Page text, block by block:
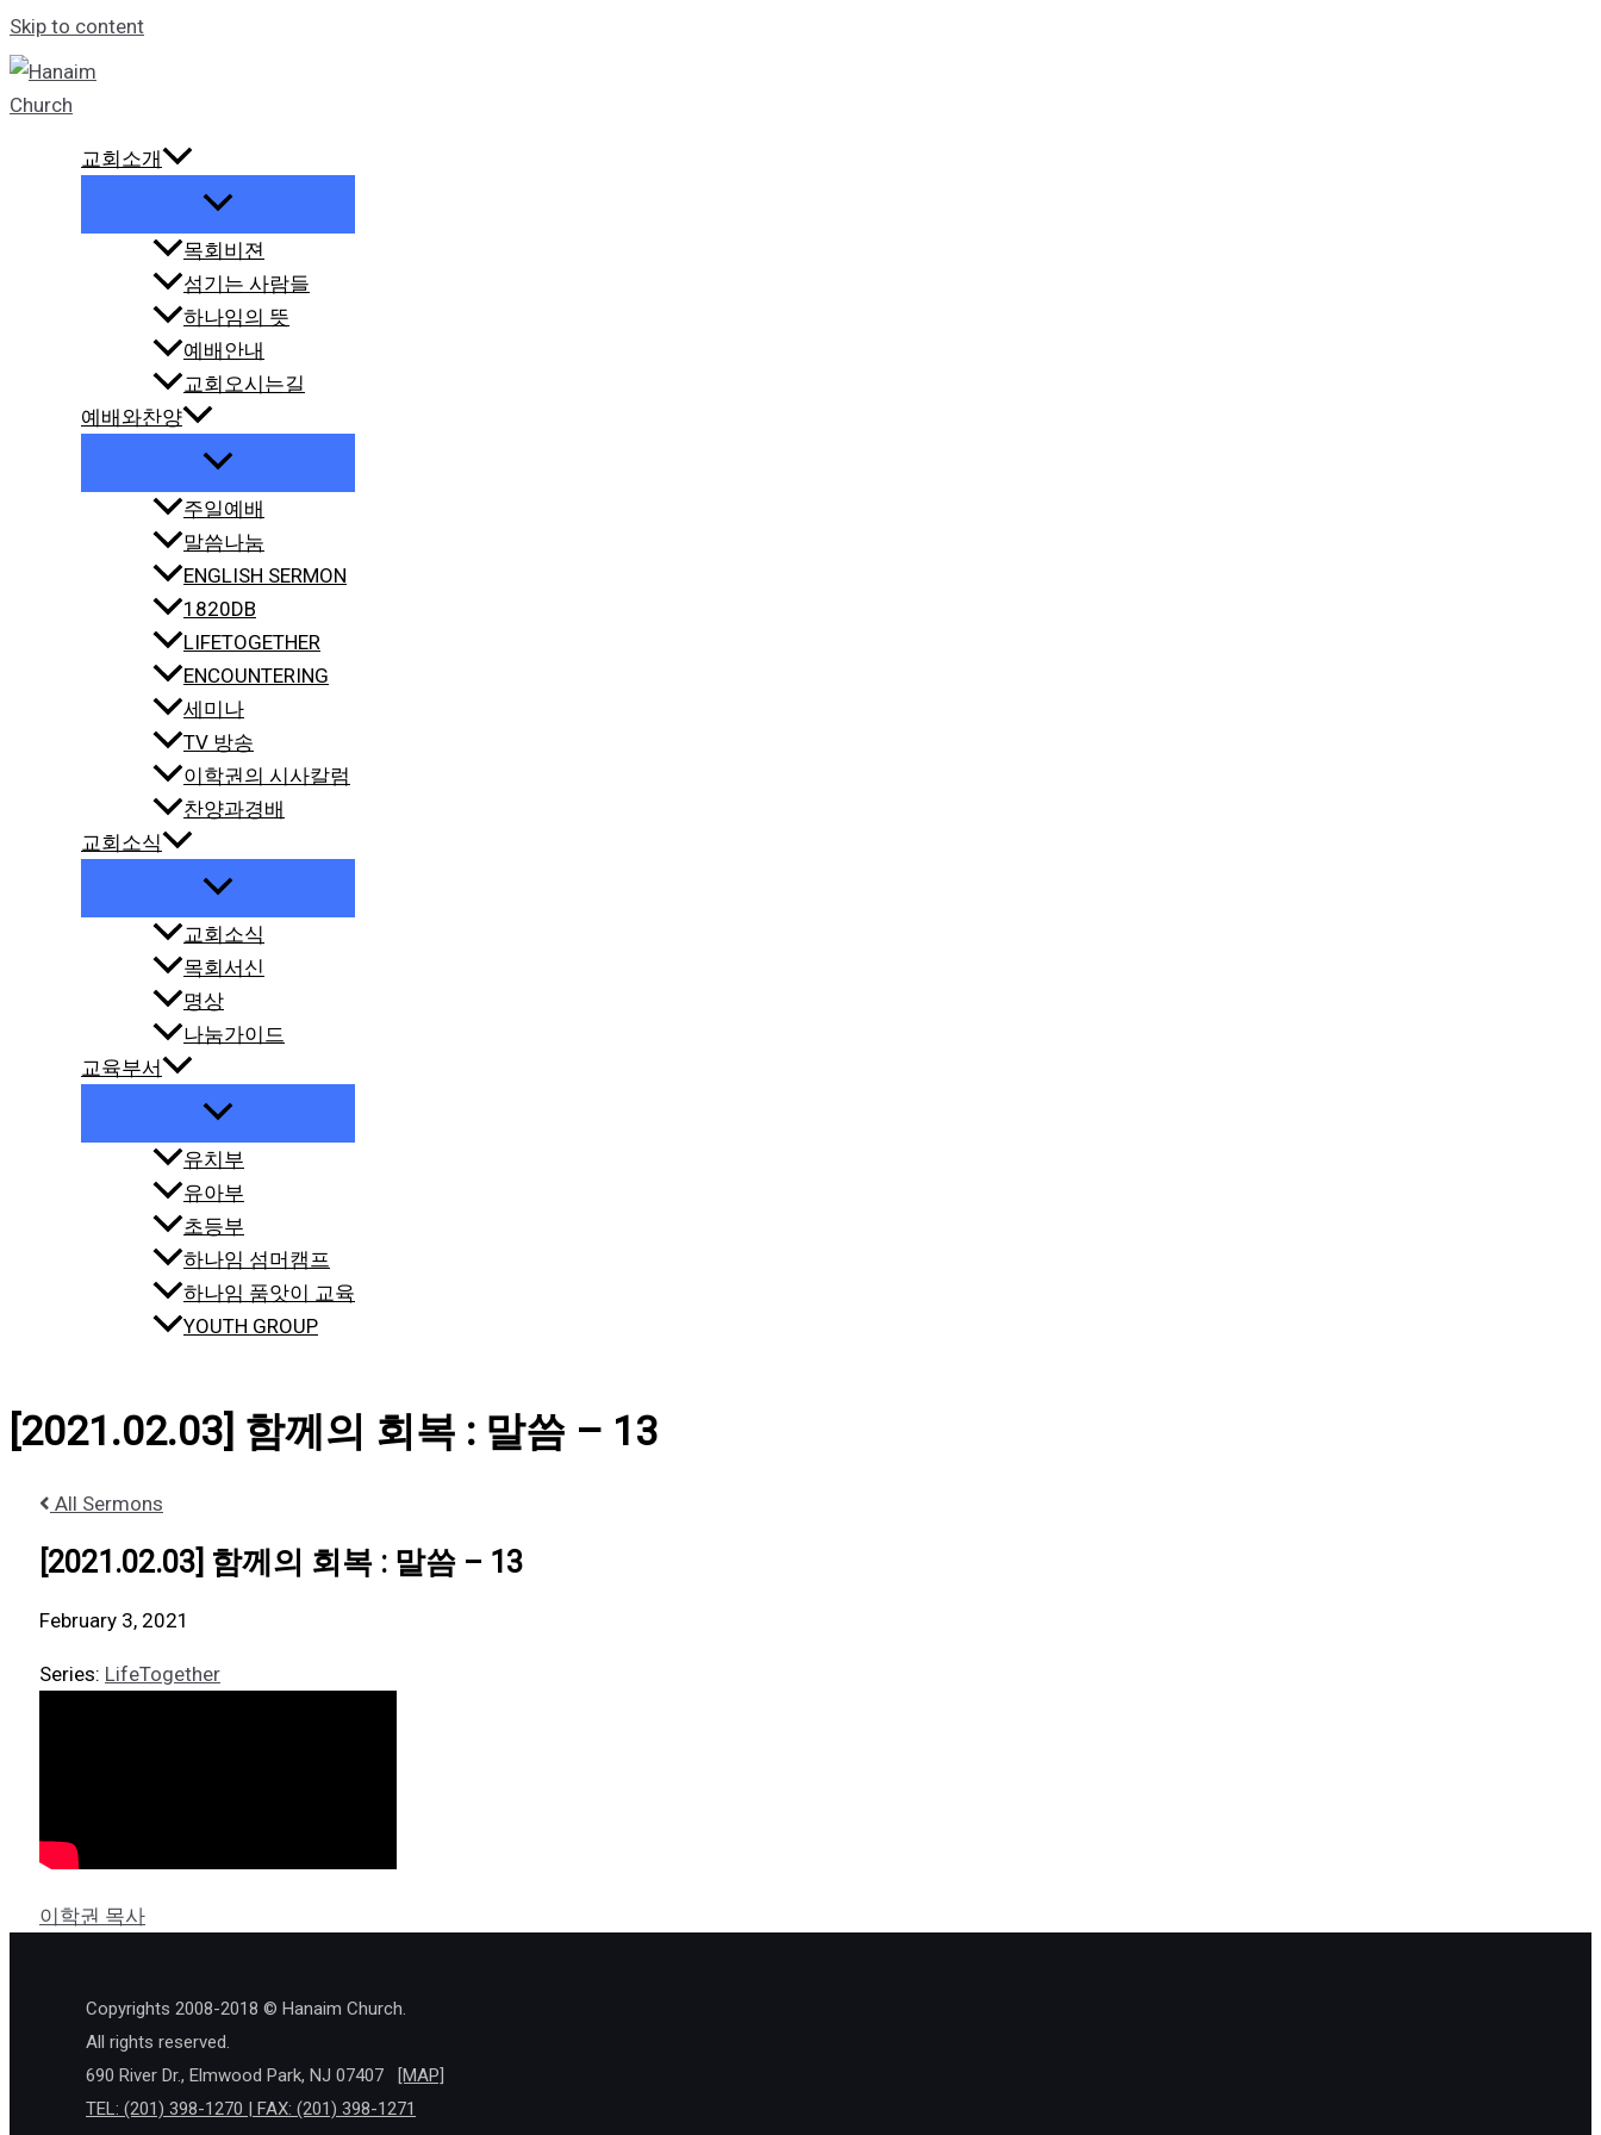
Skip to content
교회소개
목회비젼
섬기는 사람들
하나임의 뜻
예배안내
교회오시는길
예배와찬양
주일예배
말씀나눔
ENGLISH SERMON
1820DB
LIFETOGETHER
ENCOUNTERING
세미나
TV 방송
이학권의 시사칼럼
찬양과경배
교회소식
교회소식
목회서신
명상
나눔가이드
교육부서
유치부
유아부
초등부
하나임 섬머캠프
하나임 품앗이 교육
YOUTH GROUP
[2021.02.03] 함께의 회복 : 말씀 – 13
All Sermons
[2021.02.03] 함께의 회복 : 말씀 – 13
February 3, 2021
Series: LifeTogether
이학권 목사
Copyrights 2008-2018 © Hanaim Church.
All rights reserved.
690 River Dr., Elmwood Park, NJ 07407
[MAP]
TEL: (201) 398-1270 | FAX: (201) 398-1271